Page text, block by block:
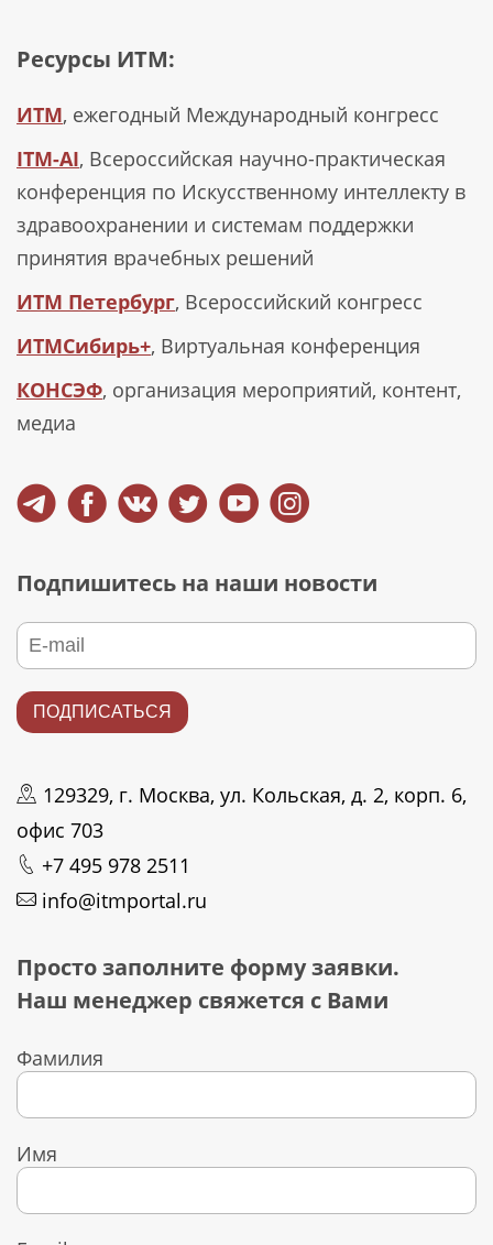
Ресурсы ИТМ:
ИТМ, ежегодный Международный конгресс
ITM-AI, Всероссийская научно-практическая
конференция по Искусственному интеллекту в
здравоохранении и системам поддержки
принятия врачебных решений
ИТМ Петербург, Всероссийский конгресс
ИТМСибирь+, Виртуальная конференция
КОНСЭФ, организация мероприятий, контент,
медиа
Подпишитесь на наши новости
ПОДПИСАТЬСЯ
129329, г. Москва, ул. Кольская, д. 2, корп. 6,
офис 703
+7 495 978 2511
info@itmportal.ru
Просто заполните форму заявки.
Наш менеджер свяжется с Вами
Фамилия
Имя